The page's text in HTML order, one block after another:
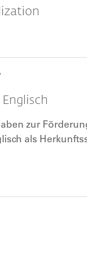
zur
als